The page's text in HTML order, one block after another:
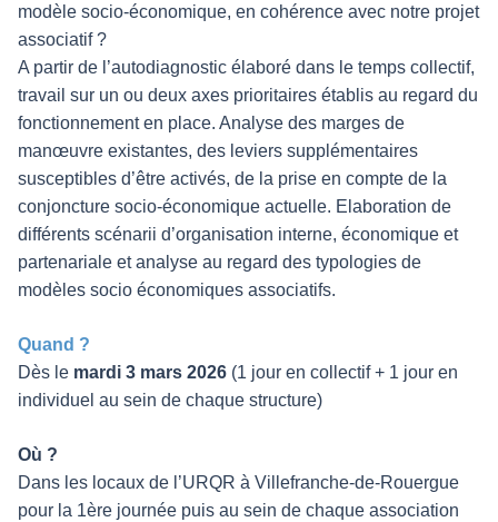
modèle socio-économique, en cohérence avec notre projet
associatif ?
A partir de l’autodiagnostic élaboré dans le temps collectif,
travail sur un ou deux axes prioritaires établis au regard du
fonctionnement en place. Analyse des marges de
manœuvre existantes, des leviers supplémentaires
susceptibles d’être activés, de la prise en compte de la
conjoncture socio-économique actuelle. Elaboration de
différents scénarii d’organisation interne, économique et
partenariale et analyse au regard des typologies de
modèles socio économiques associatifs.
Quand ?
Dès le mardi 3 mars 2026 (1 jour en collectif + 1 jour en
individuel au sein de chaque structure)
Où ?
Dans les locaux de l’URQR à Villefranche-de-Rouergue
pour la 1ère journée puis au sein de chaque association